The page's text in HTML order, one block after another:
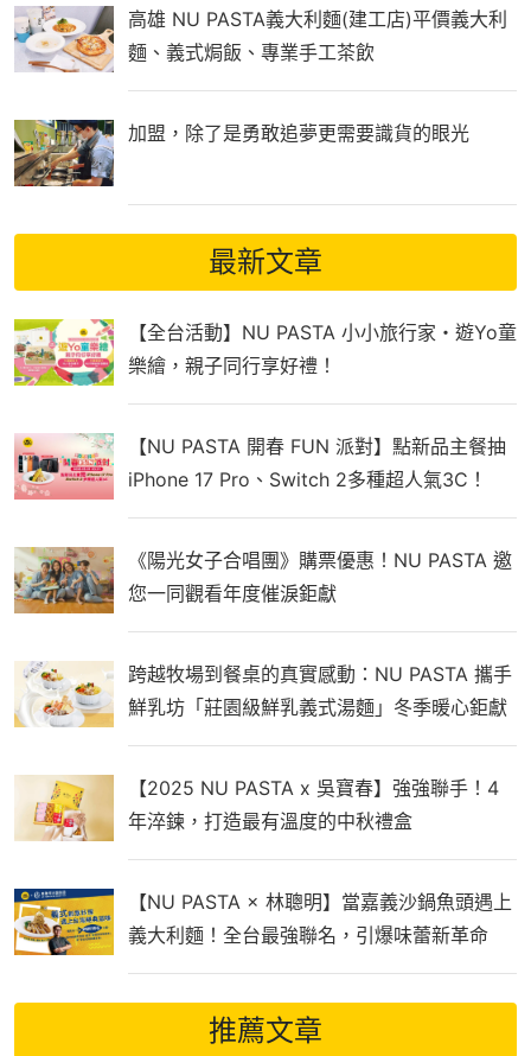
高雄 NU PASTA義大利麵(建工店)平價義大利
麵、義式焗飯、專業手工茶飲
加盟，除了是勇敢追夢更需要識貨的眼光
最新文章
【全台活動】NU PASTA 小小旅行家・遊Yo童
樂繪，親子同行享好禮！
【NU PASTA 開春 FUN 派對】點新品主餐抽
iPhone 17 Pro、Switch 2多種超人氣3C！
《陽光女子合唱團》購票優惠！NU PASTA 邀
您一同觀看年度催淚鉅獻
跨越牧場到餐桌的真實感動：NU PASTA 攜手
鮮乳坊「莊園級鮮乳義式湯麵」冬季暖心鉅獻
【2025 NU PASTA x 吳寶春】強強聯手！4
年淬鍊，打造最有溫度的中秋禮盒
【NU PASTA × 林聰明】當嘉義沙鍋魚頭遇上
義大利麵！全台最強聯名，引爆味蕾新革命
推薦文章